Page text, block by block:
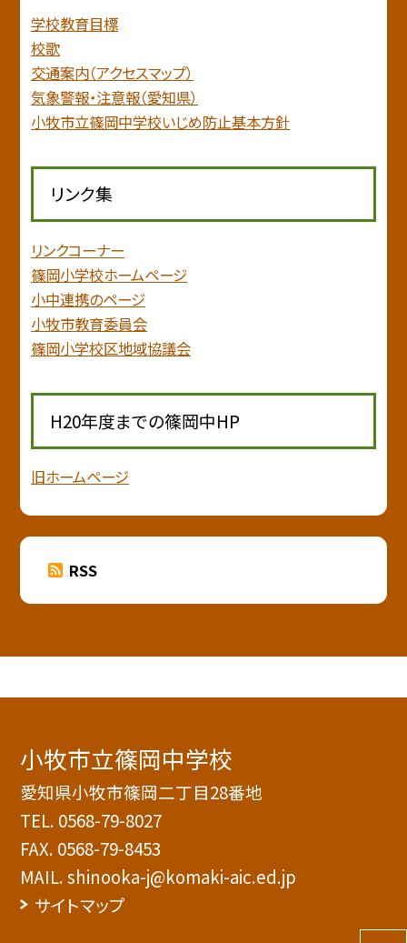
学校教育目標
校歌
交通案内（アクセスマップ）
気象警報・注意報（愛知県）
小牧市立篠岡中学校いじめ防止基本方針
リンク集
リンクコーナー
篠岡小学校ホームページ
小中連携のページ
小牧市教育委員会
篠岡小学校区地域協議会
H20年度までの篠岡中HP
旧ホームページ
RSS
小牧市立篠岡中学校
愛知県小牧市篠岡二丁目28番地
TEL. 0568-79-8027
FAX. 0568-79-8453
MAIL. shinooka-j@komaki-aic.ed.jp
サイトマップ